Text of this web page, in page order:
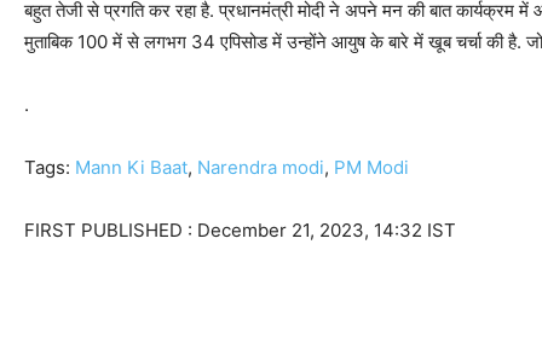
बहुत तेजी से प्रगति कर रहा है. प्रधानमंत्री मोदी ने अपने मन की बात कार्यक्रम
मुताबिक 100 में से लगभग 34 एपिसोड में उन्होंने आयुष के बारे में खूब चर्चा की है. जो
.
Tags: Mann Ki Baat, Narendra modi, PM Modi
FIRST PUBLISHED : December 21, 2023, 14:32 IST